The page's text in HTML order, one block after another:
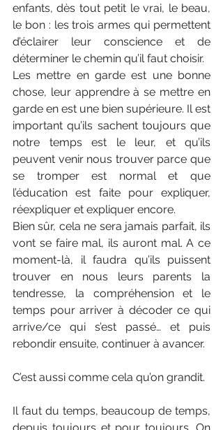
enfants, dès tout petit le vrai, le beau,
le bon : les trois armes qui permettent
d’éclairer leur conscience et de
déterminer le chemin qu’il faut choisir.
Les mettre en garde est une bonne
chose, leur apprendre à se mettre en
garde en est une bien supérieure. Il est
important qu’ils sachent toujours que
notre temps est le leur, et qu’ils
peuvent venir nous trouver parce que
se tromper est normal et que
l’éducation est faite pour expliquer,
réexpliquer et expliquer encore.
Bien sûr, cela ne sera jamais parfait, ils
vont se faire mal, ils auront mal. A ce
moment-là, il faudra qu’ils puissent
trouver en nous leurs parents la
tendresse, la compréhension et le
temps pour arriver à décoder ce qui
arrive/ce qui s’est passé… et puis
rebondir ensuite, continuer à avancer.
C’est aussi comme cela qu’on grandit.
Il faut du temps, beaucoup de temps,